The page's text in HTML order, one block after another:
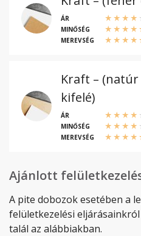
ÁR
MINŐSÉG
MEREVSÉG
Kraft –
kifelé)
ÁR
MINŐSÉG
MEREVSÉG
Ajánlott
A pite dobozok esetében a
felületkezelési
talál az alábbiakban.